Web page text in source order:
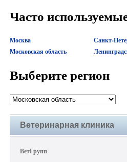
Часто
Москва
Московская область
Санкт-
Выберите регион
Ветеринарная клиника
ВетГрупп